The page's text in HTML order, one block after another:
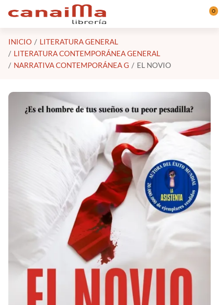
Saltar al contenido principal 0
INICIO
LITERATURA GENERAL
LITERATURA CONTEMPORÁNEA GENERAL
NARRATIVA CONTEMPORÁNEA G
EL NOVIO